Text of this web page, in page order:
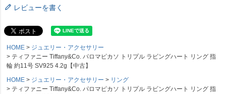
レビューを書く
HOME
ジュエリー・アクセサリー
ティファニー Tiffany&Co. パロマピカソ トリプル ラビングハート リング 指
輪 約11号 SV925 4.2g【中古】
HOME
ジュエリー・アクセサリー
リング
ティファニー Tiffany&Co. パロマピカソ トリプル ラビングハート リング 指